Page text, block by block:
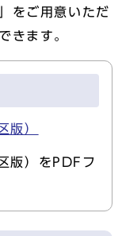
をご用意いただ
きます。
版）
版）をPDFフ